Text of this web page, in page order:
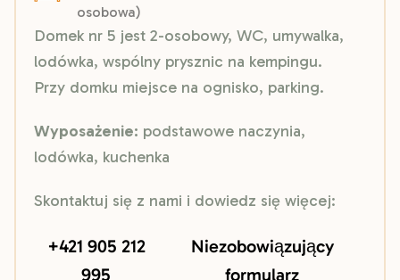
osobowa)
Domek nr 5 jest 2-osobowy, WC, umywalka,
lodówka, wspólny prysznic na kempingu.
Przy domku miejsce na ognisko, parking.
Wyposażenie: podstawowe naczynia,
lodówka, kuchenka
Skontaktuj się z nami i dowiedz się więcej:
+421 905 212
995
Niezobowiązujący
formularz